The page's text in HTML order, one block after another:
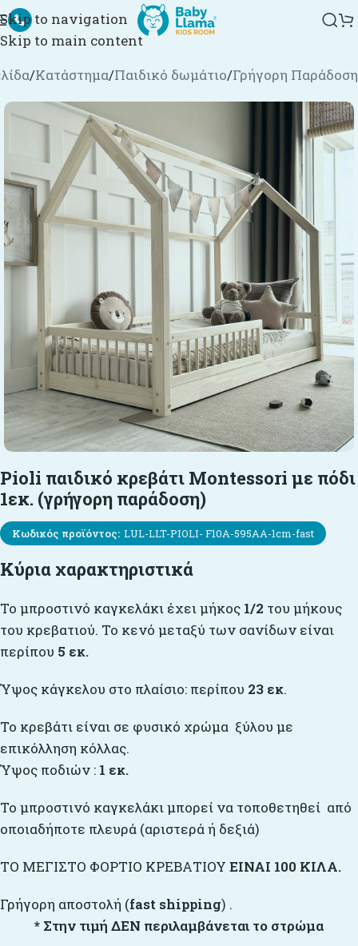
Skip to navigation
Skip to main content
/Κατάστημα/Παιδικό δωμάτιο/Γρήγορη Παράδοση
Pioli παιδικό κρεβάτι Μontessori με πόδι
1εκ. (γρήγορη παράδοση)
Κωδικός προϊόντος: LUL-LLT-PIOLI- F10A-595AA-1cm-fast
Κύρια χαρακτηριστικά
Το μπροστινό καγκελάκι έχει μήκος 1/2 του μήκους
του κρεβατιού. Το κενό μεταξύ των σανίδων είναι
περίπου 5 εκ.
Ύψος κάγκελου στο πλαίσιο: περίπου 23 εκ.
Το κρεβάτι είναι σε φυσικό χρώμα ξύλου με
επικόλληση κόλλας.
Ύψος ποδιών : 1 εκ.
Το μπροστινό καγκελάκι μπορεί να τοποθετηθεί από
οποιαδήποτε πλευρά (αριστερά ή δεξιά)
ΤΟ ΜΕΓΙΣΤΟ ΦΟΡΤΙΟ ΚΡΕΒΑΤΙΟΥ ΕΙΝΑΙ 100 ΚΙΛΑ.
Γρήγορη αποστολή (fast shipping) .
* Στην τιμή ΔΕΝ περιλαμβάνεται το στρώμα